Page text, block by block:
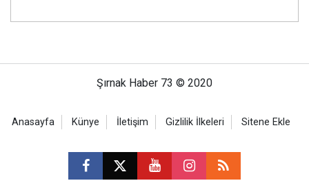
Şırnak Haber 73 © 2020
Anasayfa Künye İletişim Gizlilik İlkeleri Sitene Ekle